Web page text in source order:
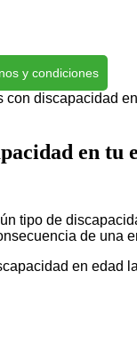
y condiciones
con discapacidad
en tu
tipo de
de una
en edad